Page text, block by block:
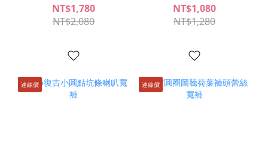
NT$1,780
NT$2,080
NT$1,080
NT$1,280
連線價 連線價